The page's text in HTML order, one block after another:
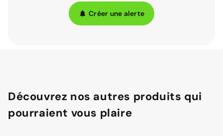
Créer une alerte
Découvrez nos autres produits qui
pourraient vous plaire